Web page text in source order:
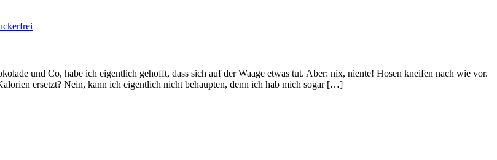
und Co, habe ich eigentlich gehofft, dass sich auf der Waage etwas tut. Aber: nix, niente! Hosen kneifen nach wie vor.
ersetzt? Nein, kann ich eigentlich nicht behaupten, denn ich hab mich sogar […]